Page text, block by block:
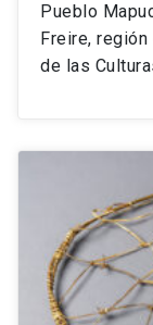
Pueblo
Freire,
de las